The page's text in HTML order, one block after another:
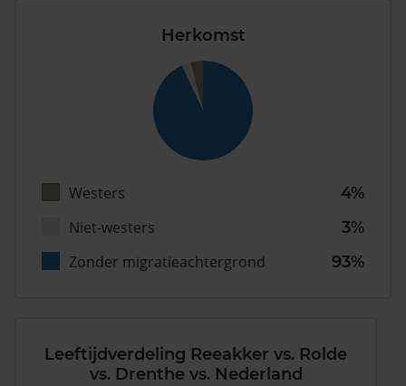
Herkomst
Westers
4%
Niet-westers
3%
Zonder migratieachtergrond
93%
Leeftijdverdeling Reeakker vs. Rolde
vs. Drenthe vs. Nederland